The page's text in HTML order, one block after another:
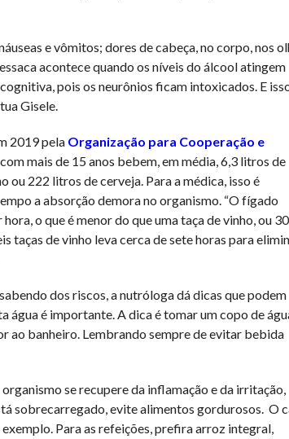
e vômitos; dores de cabeça, no corpo, nos
acontece quando os níveis do álcool atingem
pois os neurônios ficam intoxicados. E
Gisele.
2019 pela Organização para Cooperação e
mais de 15 anos bebem, em média, 6,3 litros de
ou 222 litros de cerveja. Para a médica, isso é
a absorção demora no organismo. “O fígado
o que é menor do que uma taça de vinho, ou
taças de vinho leva cerca de sete horas para
dos riscos, a nutróloga dá dicas que podem
água é importante. A dica é tomar um copo de
ao banheiro. Lembrando sempre de evitar bebida
se recupere da inflamação e da irritação,
sobrecarregado, evite alimentos gordurosos. O
Para as refeições, prefira arroz integral,